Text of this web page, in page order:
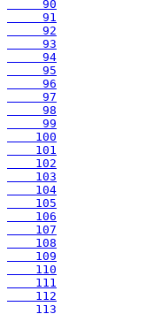
     90
     91
     92
     93
     94
     95
     96
     97
     98
     99
    100
    101
    102
    103
    104
    105
    106
    107
    108
    109
    110
    111
    112
    113